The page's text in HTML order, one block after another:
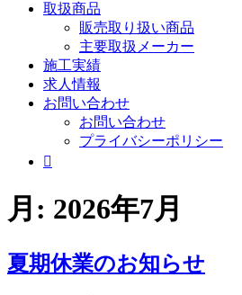
取扱商品
販売取り扱い商品
主要取扱メーカー
施工実績
求人情報
お問い合わせ
お問い合わせ
プライバシーポリシー

月: 2026年7月
夏期休業のお知らせ